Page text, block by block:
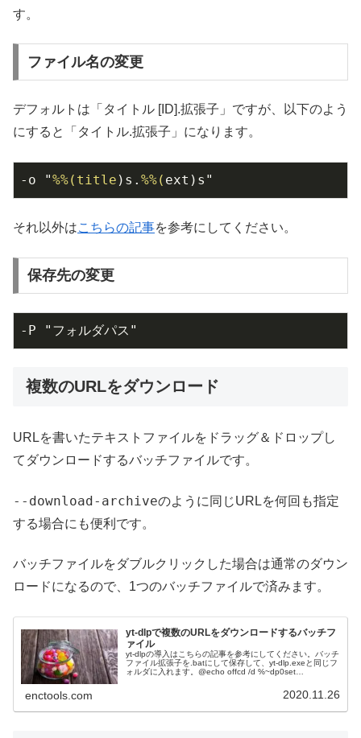
す。
ファイル名の変更
デフォルトは「タイトル [ID].拡張子」ですが、以下のよう
にすると「タイトル.拡張子」になります。
-o "%%( title )s. %%( ext)s"
それ以外はこちらの記事を参考にしてください。
保存先の変更
-P "フォルダパス"
複数のURLをダウンロード
URLを書いたテキストファイルをドラッグ＆ドロップし
てダウンロードするバッチファイルです。
--download-archiveのように同じURLを何回も指定
する場合にも便利です。
バッチファイルをダブルクリックした場合は通常のダウン
ロードになるので、1つのバッチファイルで済みます。
yt-dlpで複数のURLをダウンロードするバッチフ
ァイル
yt-dlpの導入はこちらの記事を参考にしてください。バッチ
ファイル拡張子を.batにして保存して、yt-dlp.exeと同じフ
ォルダに入れます。@echo offcd /d %~dp0set
enctools.com 2020.11.26